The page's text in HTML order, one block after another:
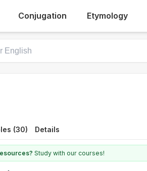
Conjugation Etymology
(30) Details
Study with our courses!